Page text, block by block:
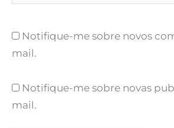
Notifique-me sobre novos
mail.
Notifique-me sobre novas
mail.